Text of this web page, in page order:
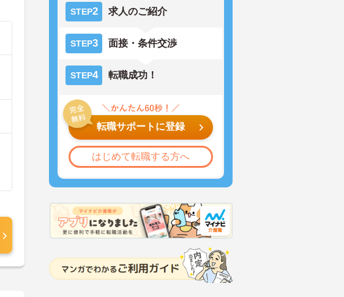
STEP2 求人のご紹介
STEP3 面接・条件交渉
STEP4 転職成功！
転職サポートに登録
はじめて転職する方へ